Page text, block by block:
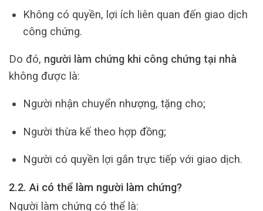
Không có quyền, lợi ích liên quan đến giao dịch
công chứng.
Do đó, người làm chứng khi công chứng tại nhà
không được là:
Người nhận chuyển nhượng, tặng cho;
Người thừa kế theo hợp đồng;
Người có quyền lợi gắn trực tiếp với giao dịch.
2.2. Ai có thể làm người làm chứng?
Người làm chứng có thể là: